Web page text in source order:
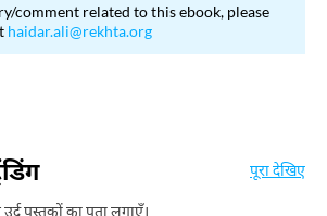
comment related to this ebook, please
haidar.ali@rekhta.org
पुस्तकों का पता लगाएँ।
पूरा देखिए